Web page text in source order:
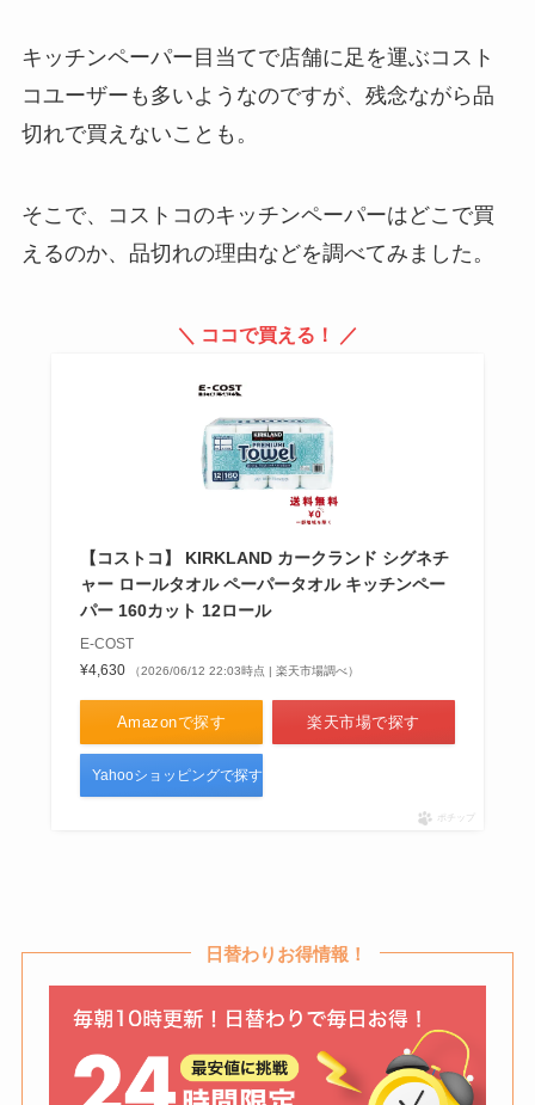
喪服レディース50代はどこで買
う？ゆったりオールシーズン着れ
てセンスのいい喪服を調査！
忍者めし鉄の鎧どこに売ってる？
ヨドバシやセブン・amazonや楽
桜盆栽はどこで売ってる？ホーム
センター・カインズで買える？育
て方＆寿命も調査！
【ゴミ袋はどこで買う？】安い45
リットルがほしい！業務スーパ
ー・ダイソー・セリアを調査！
キッチンペーパー目当てで店舗に足を運ぶコスト
コユーザーも多いようなのですが、残念ながら品
切れで買えないことも。
そこで、コストコのキッチンペーパーはどこで買
えるのか、品切れの理由などを調べてみました。
＼ ココで買える！ ／
【コストコ】 KIRKLAND カークランド シグネチ
ャー ロールタオル ペーパータオル キッチンペー
パー 160カット 12ロール
E-COST
¥4,630
（2026/06/12 22:03時点 | 楽天市場調べ）
Amazonで探す 楽天市場で探す
Yahooショッピングで探す
ポチップ
日替わりお得情報！